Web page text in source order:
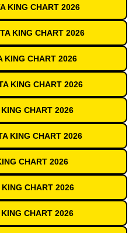
KING CHART 2026
KING CHART 2026
KING CHART 2026
KING CHART 2026
CHART 2026
KING CHART 2026
CHART 2026
CHART 2026
CHART 2026